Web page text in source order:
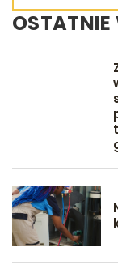
OSTATNIE